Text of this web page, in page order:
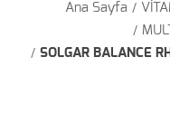
Ana Sayfa
SOLGAR BALANCE